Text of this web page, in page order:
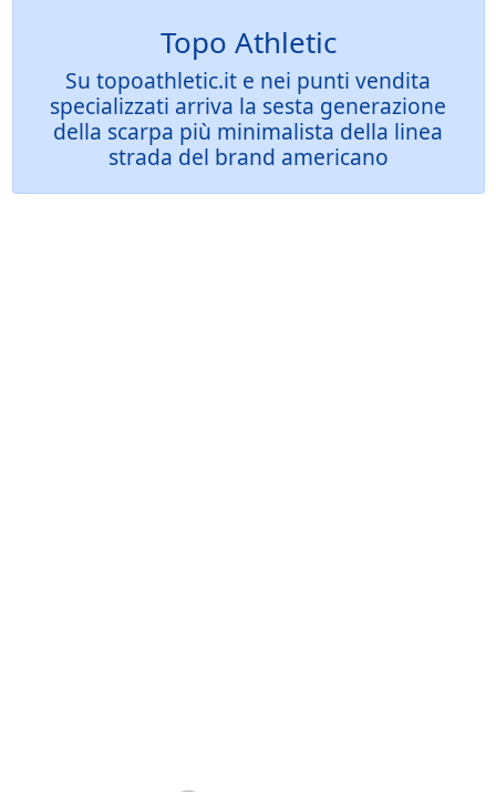
Topo Athletic
Su topoathletic.it e nei punti vendita
specializzati arriva la sesta generazione
della scarpa più minimalista della linea
strada del brand americano